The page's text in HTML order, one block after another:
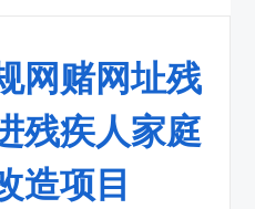
网赌网址残
残疾人家庭
造项目